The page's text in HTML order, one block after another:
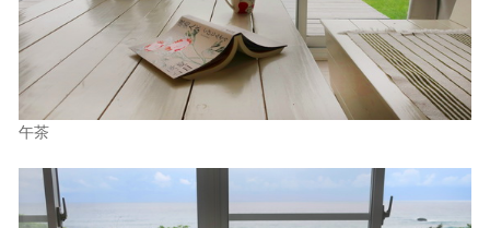
合作與代言
訂閱電子報
午茶